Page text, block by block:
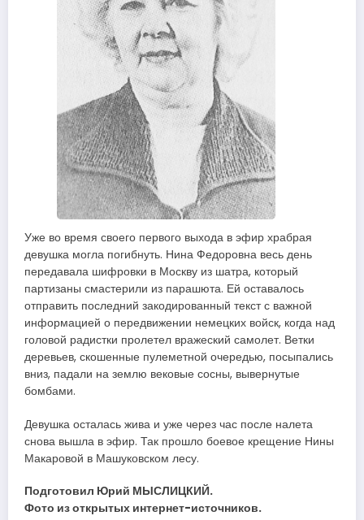
Уже во время своего первого выхода в эфир храбрая
девушка могла погибнуть. Нина Федоровна весь день
передавала шифровки в Москву из шатра, который
партизаны смастерили из парашюта. Ей оставалось
отправить последний закодированный текст с важной
информацией о передвижении немецких войск, когда над
головой радистки пролетел вражеский самолет. Ветки
деревьев, скошенные пулеметной очередью, посыпались
вниз, падали на землю вековые сосны, вывернутые
бомбами.
Девушка осталась жива и уже через час после налета
снова вышла в эфир. Так прошло боевое крещение Нины
Макаровой в Машуковском лесу.
Подготовил Юрий МЫСЛИЦКИЙ.
Фото из открытых интернет-источников.